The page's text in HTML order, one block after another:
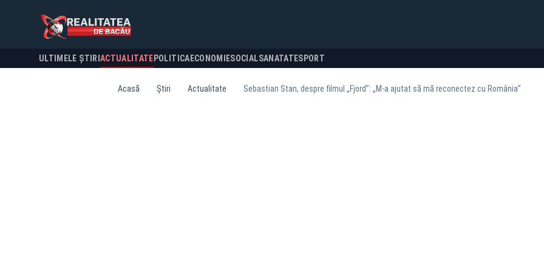
ULTIMELE ȘTIRI ACTUALITATE POLITICA ECONOMIESOCIALSANATATESPORT
Acasă Știri Actualitate Sebastian Stan, despre filmul „Fjord”: „M-a ajutat să mă reconectez cu România”